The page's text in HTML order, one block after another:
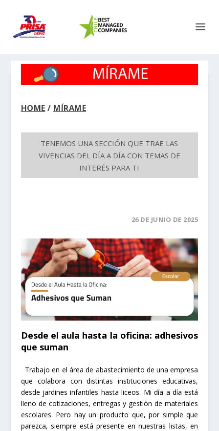
HOME / MÍRAME
TENEMOS UNA SECCIÓN QUE TRAE LAS
VIVENCIAS DEL DÍA A DÍA CON TEMAS DE
INTERÉS PARA TI
26 DE JUNIO DE 2025
Desde el aula hasta la oficina: adhesivos
que suman
Trabajo en el área de abastecimiento de una empresa
que colabora con distintas instituciones educativas,
desde jardines infantiles hasta liceos. Mi día a día está
lleno de cotizaciones, entregas y gestión de materiales
escolares. Pero hay un producto que, por simple que
parezca, siempre está presente en nuestras listas, en